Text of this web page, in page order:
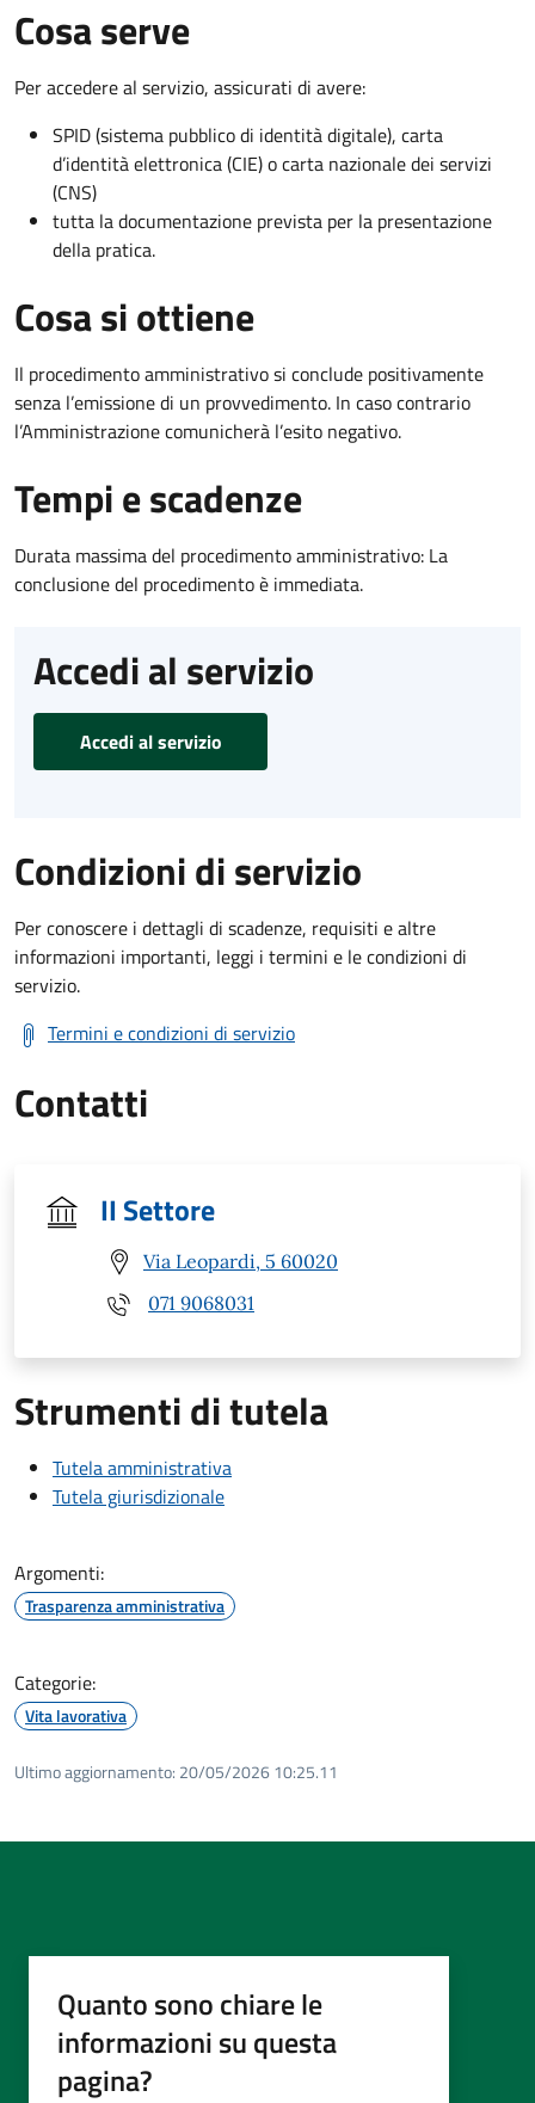
Cosa serve
Per accedere al servizio, assicurati di avere:
SPID (sistema pubblico di identità digitale), carta
d’identità elettronica (CIE) o carta nazionale dei servizi
(CNS)
tutta la documentazione prevista per la presentazione
della pratica.
Cosa si ottiene
Il procedimento amministrativo si conclude positivamente
senza l’emissione di un provvedimento. In caso contrario
l’Amministrazione comunicherà l’esito negativo.
Tempi e scadenze
Durata massima del procedimento amministrativo: La
conclusione del procedimento è immediata.
Accedi al servizio
Accedi al servizio
Condizioni di servizio
Per conoscere i dettagli di scadenze, requisiti e altre
informazioni importanti, leggi i termini e le condizioni di
servizio.
Termini e condizioni di servizio
Contatti
II Settore
Via Leopardi, 5 60020
071 9068031
Strumenti di tutela
Tutela amministrativa
Tutela giurisdizionale
Argomenti:
Trasparenza amministrativa
Categorie:
Vita lavorativa
Ultimo aggiornamento: 20/05/2026 10:25.11
Quanto sono chiare le
informazioni su questa
pagina?